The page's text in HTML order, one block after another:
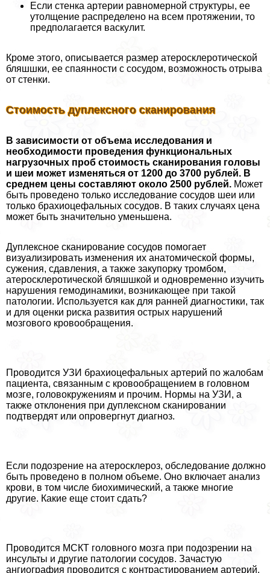
Если стенка артерии равномерной структуры, ее
утолщение распределено на всем протяжении, то
предполагается васкулит.
Кроме этого, описывается размер атеросклеротической
бляшшки, ее спаянности с сосудом, возможность отрыва
от стенки.
Стоимость дуплексного сканирования
В зависимости от объема исследования и
необходимости проведения функциональных
нагрузочных проб стоимость сканирования головы
и шеи может изменяться от 1200 до 3700 рублей. В
среднем цены составляют около 2500 рублей. Может
быть проведено только исследование сосудов шеи или
только брахиоцефальных сосудов. В таких случаях цена
может быть значительно уменьшена.
Дуплексное сканирование сосудов помогает
визуализировать изменения их анатомической формы,
сужения, сдавления, а также закупорку тромбом,
атеросклеротической бляшшкой и одновременно изучить
нарушения гемодинамики, возникающее при такой
патологии. Используется как для ранней диагностики, так
и для оценки риска развития острых нарушений
мозгового кровообращения.
Проводится УЗИ брахиоцефальных артерий по жалобам
пациента, связанным с кровообращением в головном
мозге, головокружениям и прочим. Нормы на УЗИ, а
также отклонения при дуплексном сканировании
подтвердят или опровергнут диагноз.
Если подозрение на атеросклероз, обследование должно
быть проведено в полном объеме. Оно включает анализ
крови, в том числе биохимический, а также многие
другие. Какие еще стоит сдать?
Проводится МСКТ головного мозга при подозрении на
инсульты и другие патологии сосудов. Зачастую
ангиография проводится с контрастированием артерий.